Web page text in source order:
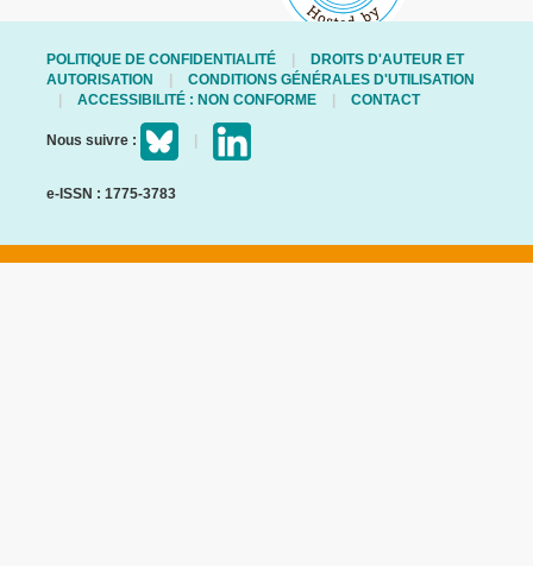
POLITIQUE DE CONFIDENTIALITÉ
DROITS D'AUTEUR ET
AUTORISATION
CONDITIONS GÉNÉRALES D'UTILISATION
ACCESSIBILITÉ : NON CONFORME
CONTACT
Nous suivre :
e-ISSN : 1775-3783